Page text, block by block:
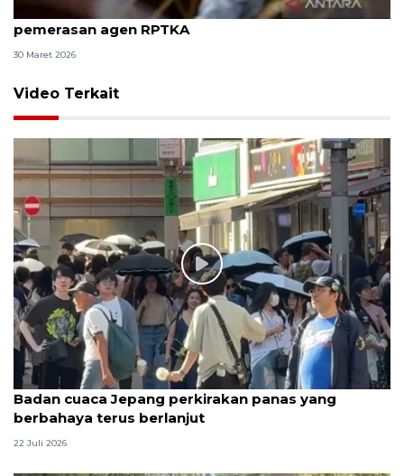
8 ASN Kemenaker hadapi sidang tuntutan kasus
pemerasan agen RPTKA
30 Maret 2026
Video Terkait
Badan cuaca Jepang perkirakan panas yang
berbahaya terus berlanjut
22 Juli 2026